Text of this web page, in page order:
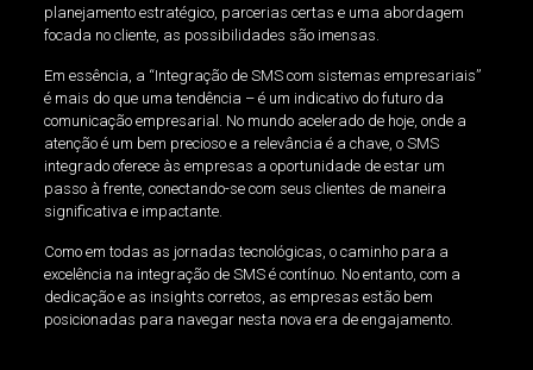
planejamento estratégico, parcerias certas e uma abordagem
focada no cliente, as possibilidades são imensas.
Em essência, a “Integração de SMS com sistemas empresariais”
é mais do que uma tendência – é um indicativo do futuro da
comunicação empresarial. No mundo acelerado de hoje, onde a
atenção é um bem precioso e a relevância é a chave, o SMS
integrado oferece às empresas a oportunidade de estar um
passo à frente, conectando-se com seus clientes de maneira
significativa e impactante.
Como em todas as jornadas tecnológicas, o caminho para a
excelência na integração de SMS é contínuo. No entanto, com a
dedicação e as insights corretos, as empresas estão bem
posicionadas para navegar nesta nova era de engajamento.